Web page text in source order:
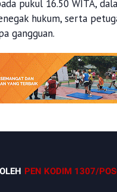
pukul 16.50 WITA,
hukum, serta
gangguan.
PEN KODIM 1307/